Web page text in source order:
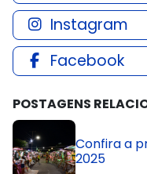
Instagram
Facebook
POSTAGENS
Confira a
2025